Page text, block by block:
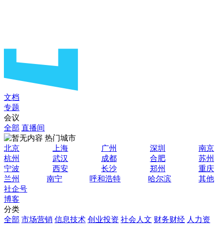
文档
专题
会议
全部 直播间
热门城市
北京
上海 广州 深圳
南京
杭州
武汉 成都 合肥
苏州
宁波
西安 长沙 郑州
重庆
兰州
南宁 呼和浩特 哈尔滨
其他
社企号
博客
分类
全部 市场营销 信息技术 创业投资 社会人文 财务财经 人力资